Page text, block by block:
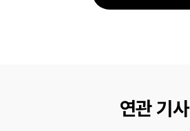
연관 기사